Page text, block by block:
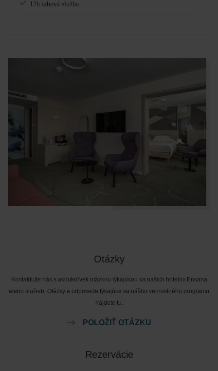
12h izbová služba
Otázky
Kontaktujte nás s akoukoľvek otázkou týkajúcou sa našich hotelov Ensana
alebo služieb. Otázky a odpovede týkajúce sa nášho vernostného programu
nájdete tu.
POLOŽIŤ OTÁZKU
Rezervácie